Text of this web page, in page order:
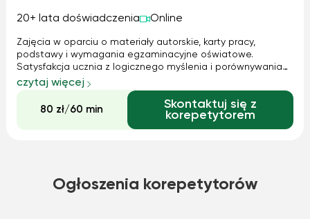
20+ lata doświadczenia Online
Zajęcia w oparciu o materiały autorskie, karty pracy,
podstawy i wymagania egzaminacyjne oświatowe.
Satysfakcja ucznia z logicznego myślenia i porównywania
systemów. Lekcje mają być nie tylko wysiłkiem
intelektualnym, ale także przygodą.
czytaj więcej
80 zł/60 min
Skontaktuj się z
korepetytorem
Ogłoszenia korepetytorów